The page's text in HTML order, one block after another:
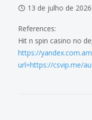
13 de julho de
References:
Hit n spin casino no
https://
url=https://csvip.me/